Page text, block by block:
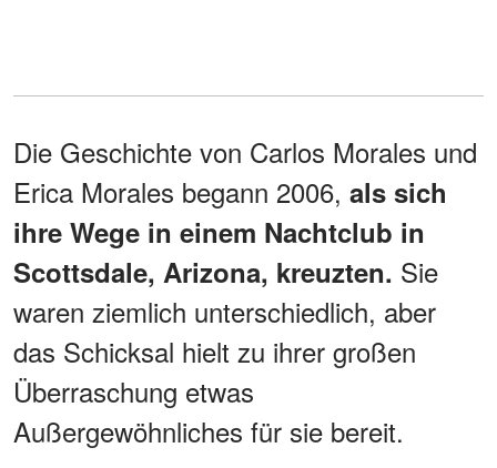
Die Geschichte von Carlos Morales und
Erica Morales begann 2006, als sich
ihre Wege in einem Nachtclub in
Scottsdale, Arizona, kreuzten. Sie
waren ziemlich unterschiedlich, aber
das Schicksal hielt zu ihrer großen
Überraschung etwas
Außergewöhnliches für sie bereit.